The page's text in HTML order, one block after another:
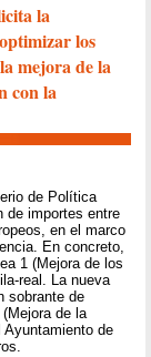
la
los
mejora de la
con la
de Política
de importes entre
en el marco
En concreto,
1 (Mejora de los
real. La nueva
sobrante de
de la
Ayuntamiento de